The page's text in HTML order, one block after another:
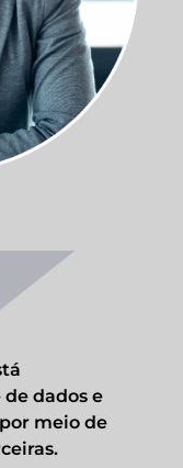
dados e
meio de